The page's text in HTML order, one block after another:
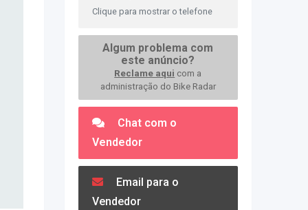
Clique para mostrar o telefone
Algum problema com
este anúncio?
Reclame aqui com a
administração do Bike Radar
Chat com o
Vendedor
Email para o
Vendedor